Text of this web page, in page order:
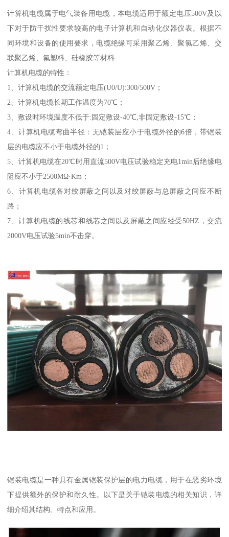
计算机电缆属于电气装备用电缆，本电缆适用于额定电压500V及以
下对于防干扰性要求较高的电子计算机和自动化仪器仪表。根据不
同环境和设备的使用要求，电缆绝缘可采用聚乙烯、聚氯乙烯、交
联聚乙烯、氟塑料、硅橡胶等材料
计算机电缆的特性：
1、计算机电缆的交流额定电压(U0/U):300/500V；
2、计算机电缆长期工作温度为70℃；
3、敷设时环境温度不低于:固定敷设-40℃,非固定敷设-15℃；
4、计算机电缆弯曲半径：无铠装层应小于电缆外径的6倍，带铠装
层的电缆应不小于电缆外径的1；
5、计算机电缆在20℃时用直流500V电压试验稳定充电1min后绝缘电
阻应不小于2500MΩ·Km；
6、计算机电缆各对绞屏蔽之间以及对绞屏蔽与总屏蔽之间应不断
路；
7、计算机电缆的线芯和线芯之间以及屏蔽之间应经受50HZ，交流
2000V电压试验5min不击穿。
铠装电缆是一种具有金属铠装保护层的电力电缆，用于在恶劣环境
下提供额外的保护和耐久性。以下是关于铠装电缆的相关知识，详
细介绍其结构、特点和应用。